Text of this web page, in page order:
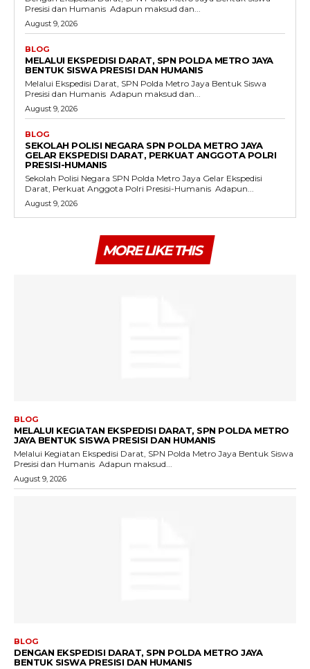
Presisi dan Humanis ‎ ‎Adapun maksud dan...
August 9, 2026
BLOG
MELALUI EKSPEDISI DARAT, SPN POLDA METRO JAYA
BENTUK SISWA PRESISI DAN HUMANIS
Melalui Ekspedisi Darat, SPN Polda Metro Jaya Bentuk Siswa
Presisi dan Humanis ‎ ‎Adapun maksud dan...
August 9, 2026
BLOG
SEKOLAH POLISI NEGARA SPN POLDA METRO JAYA
GELAR EKSPEDISI DARAT, PERKUAT ANGGOTA POLRI
PRESISI-HUMANIS
Sekolah Polisi Negara SPN Polda Metro Jaya Gelar Ekspedisi
Darat, Perkuat Anggota Polri Presisi-Humanis ‎ ‎Adapun...
August 9, 2026
MORE LIKE THIS
BLOG
MELALUI KEGIATAN EKSPEDISI DARAT, SPN POLDA METRO
JAYA BENTUK SISWA PRESISI DAN HUMANIS
Melalui Kegiatan Ekspedisi Darat, SPN Polda Metro Jaya Bentuk Siswa
Presisi dan Humanis ‎ ‎Adapun maksud...
August 9, 2026
BLOG
DENGAN EKSPEDISI DARAT, SPN POLDA METRO JAYA
BENTUK SISWA PRESISI DAN HUMANIS